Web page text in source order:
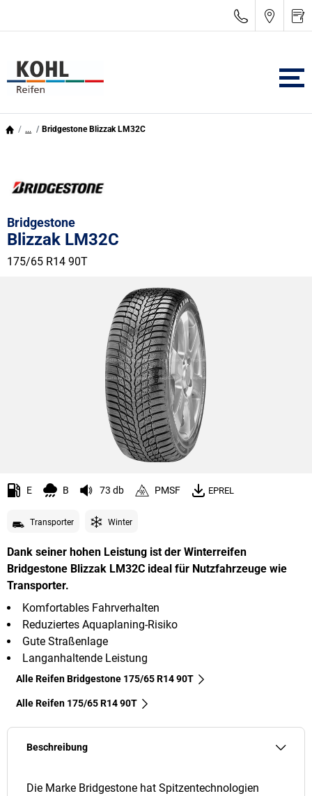
... Bridgestone Blizzak LM32C
Bridgestone
Blizzak LM32C
175/65 R14 90T
E B 73 db PMSF EPREL
Transporter Winter
Dank seiner hohen Leistung ist der Winterreifen
Bridgestone Blizzak LM32C ideal für Nutzfahrzeuge wie
Transporter.
Komfortables Fahrverhalten
Reduziertes Aquaplaning-Risiko
Gute Straßenlage
Langanhaltende Leistung
Alle Reifen Bridgestone 175/65 R14 90T
Alle Reifen‎ 175/65 R14 90T
Beschreibung
Die Marke Bridgestone hat Spitzentechnologien